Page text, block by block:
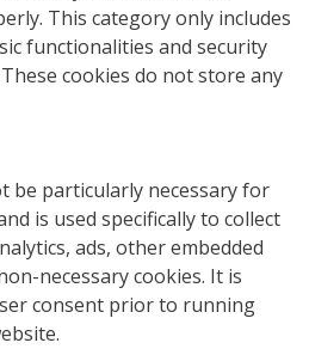
This category only includes
functionalities and security
cookies do not store any
be particularly necessary for
is used specifically to collect
ads, other embedded
necessary cookies. It is
consent prior to running